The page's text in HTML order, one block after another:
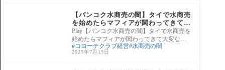
【バンコク水商売の闇】タイで水商売
を始めたらマフィアが関わってきて大
変なことになった
Play【バンコク水商売の闇】タイで水商売を
始めたらマフィアが関わってきて大変なこ
とになった 【バンコク水商売の闇】タイで
水商
コヨーテクラブ経営 水商売の闇
2025年7月15日